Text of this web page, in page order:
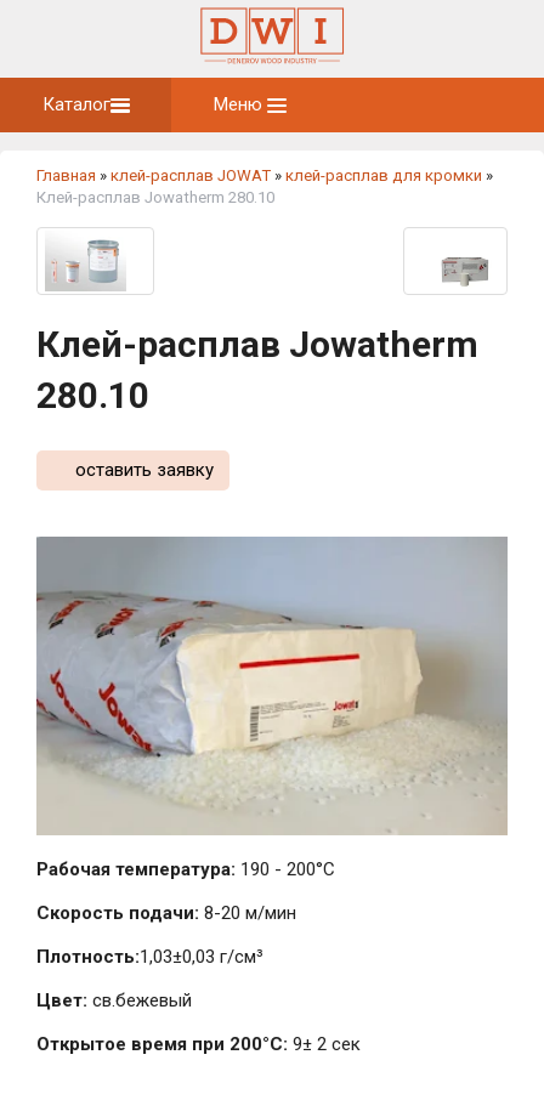
Каталог Меню
Главная » клей-расплав JOWAT » клей-расплав для кромки »
Клей-расплав Jowatherm 280.10
Клей-расплав Jowatherm
280.10
оставить заявку
Рабочая температура: 190 - 200°C
Скорость подачи: 8-20 м/мин
Плотность:1,03±0,03 г/см³
Цвет: св.бежевый
Открытое время при 200°C: 9± 2 сек